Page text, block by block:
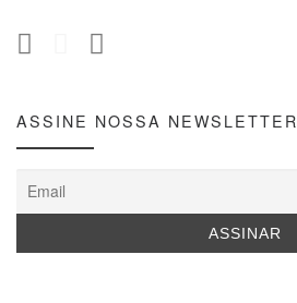
ASSINE NOSSA NEWSLETTER